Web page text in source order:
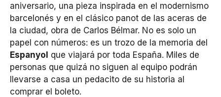
aniversario, una pieza inspirada en el modernismo
barcelonés y en el clásico panot de las aceras de
la ciudad, obra de Carlos Bélmar. No es solo un
papel con números: es un trozo de la memoria del
Espanyol que viajará por toda España. Miles de
personas que quizá no siguen al equipo podrán
llevarse a casa un pedacito de su historia al
comprar el boleto.